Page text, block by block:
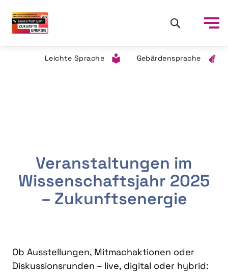
Leichte Sprache Gebärdensprache
Veranstaltungen im
Wissenschaftsjahr 2025
– Zukunftsenergie
Ob Ausstellungen, Mitmachaktionen oder
Diskussionsrunden – live, digital oder hybrid: